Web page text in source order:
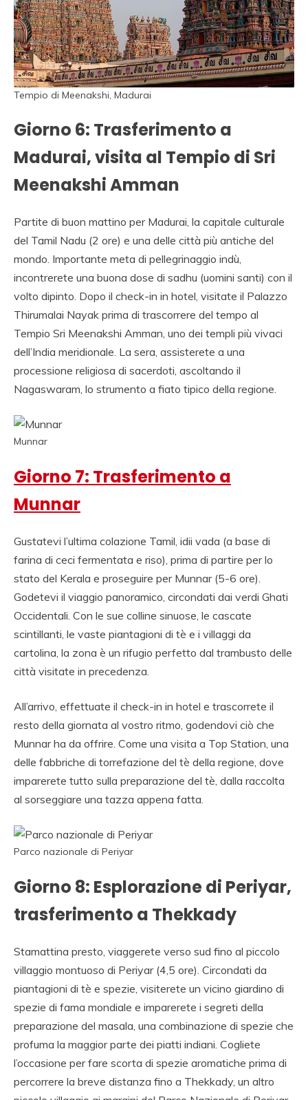
Tempio di Meenakshi, Madurai
Giorno 6: Trasferimento a
Madurai, visita al Tempio di Sri
Meenakshi Amman
Partite di buon mattino per Madurai, la capitale culturale
del Tamil Nadu (2 ore) e una delle città più antiche del
mondo. Importante meta di pellegrinaggio indù,
incontrerete una buona dose di sadhu (uomini santi) con il
volto dipinto. Dopo il check-in in hotel, visitate il Palazzo
Thirumalai Nayak prima di trascorrere del tempo al
Tempio Sri Meenakshi Amman, uno dei templi più vivaci
dell’India meridionale. La sera, assisterete a una
processione religiosa di sacerdoti, ascoltando il
Nagaswaram, lo strumento a fiato tipico della regione.
Munnar
Giorno 7: Trasferimento a
Munnar
Gustatevi l’ultima colazione Tamil, idii vada (a base di
farina di ceci fermentata e riso), prima di partire per lo
stato del Kerala e proseguire per Munnar (5-6 ore).
Godetevi il viaggio panoramico, circondati dai verdi Ghati
Occidentali. Con le sue colline sinuose, le cascate
scintillanti, le vaste piantagioni di tè e i villaggi da
cartolina, la zona è un rifugio perfetto dal trambusto delle
città visitate in precedenza.
All’arrivo, effettuate il check-in in hotel e trascorrete il
resto della giornata al vostro ritmo, godendovi ciò che
Munnar ha da offrire. Come una visita a Top Station, una
delle fabbriche di torrefazione del tè della regione, dove
imparerete tutto sulla preparazione del tè, dalla raccolta
al sorseggiare una tazza appena fatta.
Parco nazionale di Periyar
Giorno 8: Esplorazione di Periyar,
trasferimento a Thekkady
Stamattina presto, viaggerete verso sud fino al piccolo
villaggio montuoso di Periyar (4,5 ore). Circondati da
piantagioni di tè e spezie, visiterete un vicino giardino di
spezie di fama mondiale e imparerete i segreti della
preparazione del masala, una combinazione di spezie che
profuma la maggior parte dei piatti indiani. Cogliete
l’occasione per fare scorta di spezie aromatiche prima di
percorrere la breve distanza fino a Thekkady, un altro